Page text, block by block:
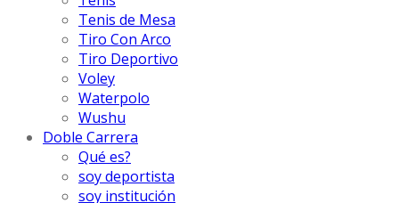
Tenis de Mesa
Tiro Con Arco
Tiro Deportivo
Voley
Waterpolo
Wushu
Doble Carrera
Qué es?
soy deportista
soy institución